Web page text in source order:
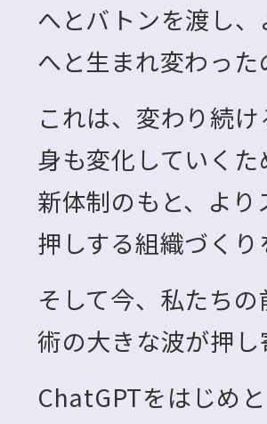
へとバトンを渡し
へと生まれ変わった
これは、変わり続
身も変化していく
新体制のもと、よ
押しする組織づく
そして今、私たち
術の大きな波が押
ChatGPTをはじめ